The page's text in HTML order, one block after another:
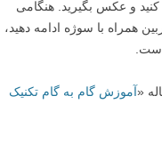
و عکس بگیرید. هنگامی
همراه با سوژه ادامه دهید،
«آموزش گام به گام تکنیک